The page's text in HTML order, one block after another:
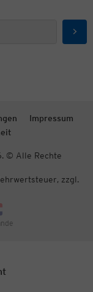
Impressum
© Alle Rechte
zzgl.